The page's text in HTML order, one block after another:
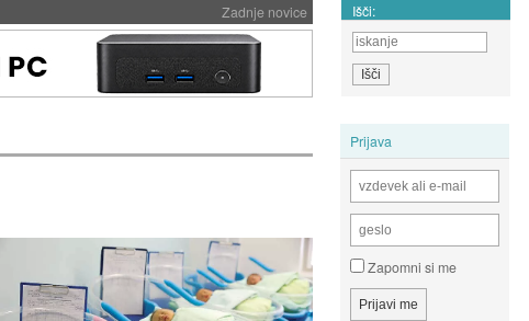
Zadnje novice Išči:
Prijava
Zapomni si me